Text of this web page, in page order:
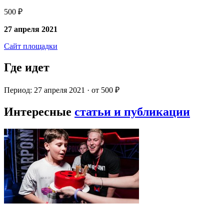
500 ₽
27 апреля 2021
Сайт площадки
Где идет
Период: 27 апреля 2021 · от 500 ₽
Интересные статьи и публикации